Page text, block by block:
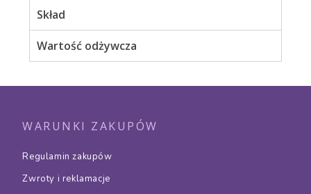
Skład
Wartość odżywcza
WARUNKI ZAKUPÓW
Regulamin zakupów
Zwroty i reklamacje